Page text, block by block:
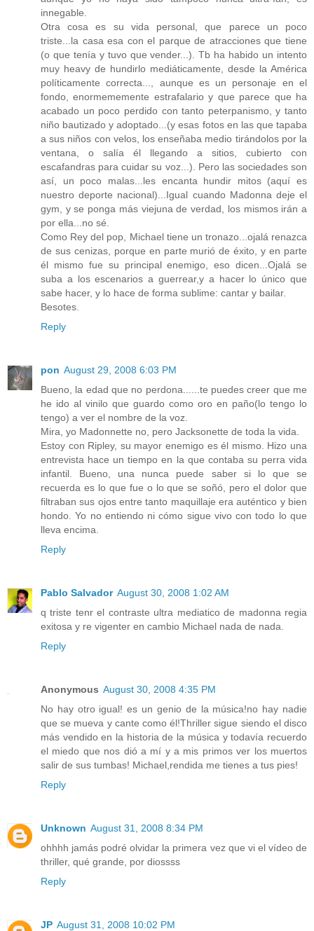
innegable.
Otra cosa es su vida personal, que parece un poco
triste...la casa esa con el parque de atracciones que tiene
(o que tenía y tuvo que vender...). Tb ha habido un intento
muy heavy de hundirlo mediáticamente, desde la América
políticamente correcta..., aunque es un personaje en el
fondo, enormememente estrafalario y que parece que ha
acabado un poco perdido con tanto peterpanismo, y tanto
niño bautizado y adoptado...(y esas fotos en las que tapaba
a sus niños con velos, los enseñaba medio tirándolos por la
ventana, o salía él llegando a sitios, cubierto con
escafandras para cuidar su voz...). Pero las sociedades son
así, un poco malas...les encanta hundir mitos (aquí es
nuestro deporte nacional)...Igual cuando Madonna deje el
gym, y se ponga más viejuna de verdad, los mismos irán a
por ella...no sé.
Como Rey del pop, Michael tiene un tronazo...ojalá renazca
de sus cenizas, porque en parte murió de éxito, y en parte
él mismo fue su principal enemigo, eso dicen...Ojalá se
suba a los escenarios a guerrear,y a hacer lo único que
sabe hacer, y lo hace de forma sublime: cantar y bailar.
Besotes.
Reply
pon August 29, 2008 6:03 PM
Bueno, la edad que no perdona......te puedes creer que me
he ido al vinilo que guardo como oro en paño(lo tengo lo
tengo) a ver el nombre de la voz.
Mira, yo Madonnette no, pero Jacksonette de toda la vida.
Estoy con Ripley, su mayor enemigo es él mismo. Hizo una
entrevista hace un tiempo en la que contaba su perra vida
infantil. Bueno, una nunca puede saber si lo que se
recuerda es lo que fue o lo que se soñó, pero el dolor que
filtraban sus ojos entre tanto maquillaje era auténtico y bien
hondo. Yo no entiendo ni cómo sigue vivo con todo lo que
lleva encima.
Reply
Pablo Salvador August 30, 2008 1:02 AM
q triste tenr el contraste ultra mediatico de madonna regia
exitosa y re vigenter en cambio Michael nada de nada.
Reply
Anonymous August 30, 2008 4:35 PM
No hay otro igual! es un genio de la música!no hay nadie
que se mueva y cante como él!Thriller sigue siendo el disco
más vendido en la historia de la música y todavía recuerdo
el miedo que nos dió a mí y a mis primos ver los muertos
salir de sus tumbas! Michael,rendida me tienes a tus pies!
Reply
Unknown August 31, 2008 8:34 PM
ohhhh jamás podré olvidar la primera vez que vi el vídeo de
thriller, qué grande, por diossss
Reply
JP August 31, 2008 10:02 PM